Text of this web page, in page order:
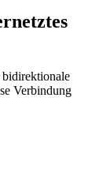
Verbindung